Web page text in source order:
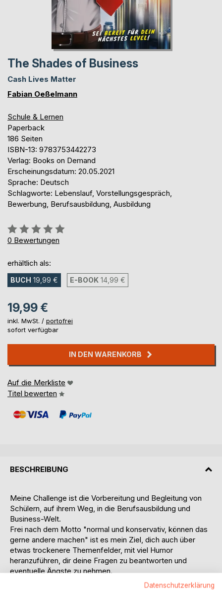
The Shades of Business
Cash Lives Matter
Fabian Oeßelmann
Schule & Lernen
Paperback
186 Seiten
ISBN-13: 9783753442273
Verlag: Books on Demand
Erscheinungsdatum: 20.05.2021
Sprache: Deutsch
Schlagworte: Lebenslauf, Vorstellungsgespräch,
Bewerbung, Berufsausbildung, Ausbildung
Bewertung::
0%
0 Bewertungen
erhältlich als:
BUCH 19,99 € E-BOOK 14,99 €
19,99 €
inkl. MwSt. / portofrei
sofort verfügbar
IN DEN WARENKORB
Auf die Merkliste
Titel bewerten
BESCHREIBUNG
Meine Challenge ist die Vorbereitung und Begleitung von
Schülern, auf ihrem Weg, in die Berufsausbildung und
Business-Welt.
Frei nach dem Motto "normal und konservativ, können das
gerne andere machen" ist es mein Ziel, dich auch über
etwas trockenere Themenfelder, mit viel Humor
heranzuführen, dir deine Fragen zu beantworten und
eventuelle Ängste zu nehmen.
Datenschutzerklärung